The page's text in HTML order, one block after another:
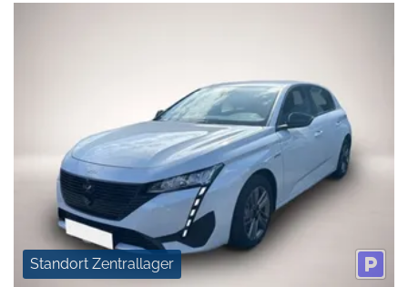
Standort Zentrallager